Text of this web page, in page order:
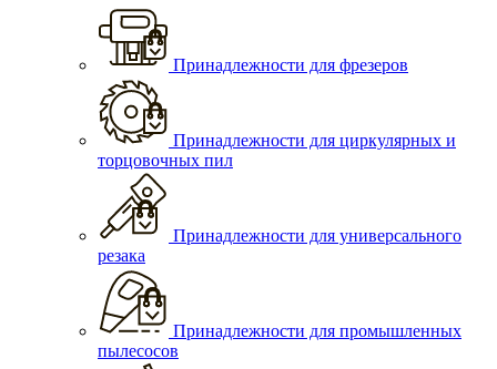
Принадлежности для фрезеров
Принадлежности для циркулярных и
торцовочных пил
Принадлежности для универсального
резака
Принадлежности для промышленных
пылесосов